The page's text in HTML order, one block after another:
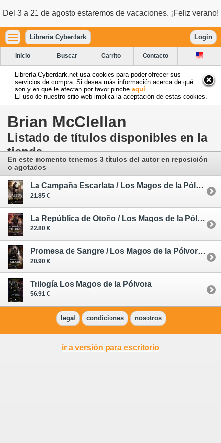
Del 3 a 21 de agosto estaremos de vacaciones. ¡Feliz verano!
Librería Cyberdark Login
Inicio Buscar Carrito Contacto
Librería Cyberdark.net usa cookies para poder ofrecer sus
servicios de compra. Si desea más información acerca de qué
son y en qué le afectan por favor pinche aquí
El uso de nuestro sitio web implica la aceptación de estas cookies.
Brian McClellan
Listado de títulos disponibles en la
tienda
En este momento tenemos 3 títulos del autor en reposición
o agotados
La Campaña Escarlata / Los Magos de la Pólvora 2
21.85 €
La República de Otoño / Los Magos de la Pólvora 3
22.80 €
Promesa de Sangre / Los Magos de la Pólvora 1
20.90 €
Trilogía Los Magos de la Pólvora
56.91 €
legal condiciones nosotros
ir a versión para escritorio